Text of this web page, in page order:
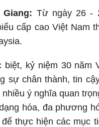
Từ ngày 26 -
cấp cao Việt Nam
kỷ niệm 30 năm
sự chân thành, tin
ý nghĩa quan
hóa, đa phương
thực hiện các mục